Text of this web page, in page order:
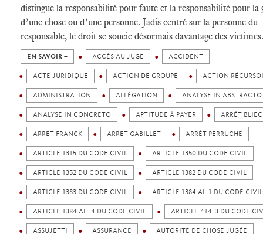
distingue la responsabilité pour faute et la responsabilité pour la
d’une chose ou d’une personne. Jadis centré sur la personne du
responsable, le droit se soucie désormais davantage des victimes.
EN SAVOIR + ACCÈS AU JUGE ACCIDENT
ACTE JURIDIQUE ACTION DE GROUPE ACTION
ADMINISTRATION ALLÉGATION ANALYSE IN ABSTRACTO
ANALYSE IN CONCRETO APTITUDE À PAYER ARRÊT
ARRÊT FRANCK ARRÊT GABILLET ARRÊT PERRUCHE
ARTICLE 1315 DU CODE CIVIL ARTICLE 1350 DU CODE CIVIL
ARTICLE 1352 DU CODE CIVIL ARTICLE 1382 DU CODE CIVIL
ARTICLE 1383 DU CODE CIVIL ARTICLE 1384 AL.1 DU CODE CIVIL
ARTICLE 1384 AL. 4 DU CODE CIVIL ARTICLE 414-3 DU CODE
ASSUJETTI ASSURANCE AUTORITÉ DE CHOSE JUGÉE